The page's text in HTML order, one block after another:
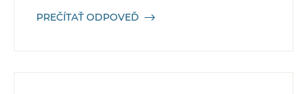
PREČÍTAŤ ODPOVEĎ